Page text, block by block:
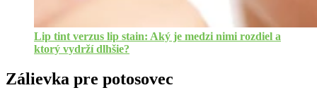
Lip tint verzus lip stain: Aký je medzi nimi rozdiel a
ktorý vydrží dlhšie?
Zálievka pre potosovec